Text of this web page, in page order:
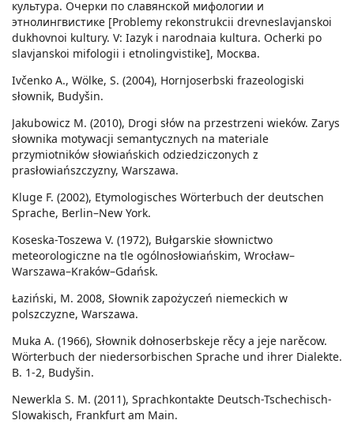
культура. Очерки по славянской мифологии и
этнолингвистике [Problemy rekonstrukcii drevneslavjanskoi
dukhovnoi kultury. V: Iazyk i narodnaia kultura. Ocherki po
slavjanskoi mifologii i etnolingvistike], Москва.
Ivčenko A., Wölke, S. (2004), Hornjoserbski frazeologiski
słownik, Budyšin.
Jakubowicz M. (2010), Drogi słów na przestrzeni wieków. Zarys
słownika motywacji semantycznych na materiale
przymiotników słowiańskich odziedziczonych z
prasłowiańszczyzny, Warszawa.
Kluge F. (2002), Etymologisches Wörterbuch der deutschen
Sprache, Berlin–New York.
Koseska-Toszewa V. (1972), Bułgarskie słownictwo
meteorologiczne na tle ogólnosłowiańskim, Wrocław–
Warszawa–Kraków–Gdańsk.
Łaziński, M. 2008, Słownik zapożyczeń niemeckich w
polszczyzne, Warszawa.
Muka A. (1966), Słownik dołnoserbskeje rěcy a jeje narěcow.
Wörterbuch der niedersorbischen Sprache und ihrer Dialekte.
B. 1-2, Budyšin.
Newerkla S. M. (2011), Sprachkontakte Deutsch-Tschechisch-
Slowakisch, Frankfurt am Main.